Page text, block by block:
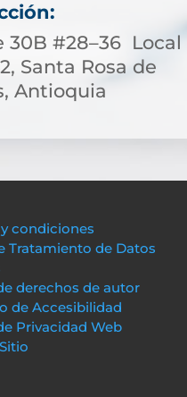
30B #28–36 Local
Santa Rosa de
Antioquia
y condiciones
Tratamiento de Datos
derechos de autor
de Accesibilidad
Privacidad Web